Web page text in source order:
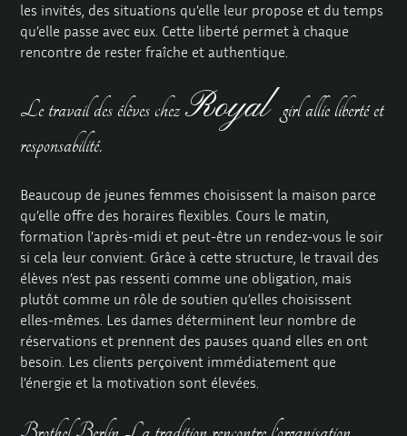
les invités, des situations qu’elle leur propose et du temps
qu’elle passe avec eux. Cette liberté permet à chaque
rencontre de rester fraîche et authentique.
Le travail des élèves chezRoyal girl allie liberté et
responsabilité.
Beaucoup de jeunes femmes choisissent la maison parce
qu’elle offre des horaires flexibles. Cours le matin,
formation l’après-midi et peut-être un rendez-vous le soir
si cela leur convient. Grâce à cette structure, le travail des
élèves n’est pas ressenti comme une obligation, mais
plutôt comme un rôle de soutien qu’elles choisissent
elles-mêmes. Les dames déterminent leur nombre de
réservations et prennent des pauses quand elles en ont
besoin. Les clients perçoivent immédiatement que
l’énergie et la motivation sont élevées.